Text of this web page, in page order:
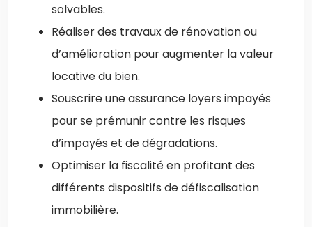
solvables.
Réaliser des travaux de rénovation ou
d’amélioration pour augmenter la valeur
locative du bien.
Souscrire une assurance loyers impayés
pour se prémunir contre les risques
d’impayés et de dégradations.
Optimiser la fiscalité en profitant des
différents dispositifs de défiscalisation
immobilière.